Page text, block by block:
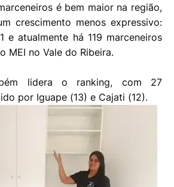
é bem maior na região,
crescimento menos expressivo:
e atualmente há 119 marceneiros
MEI no Vale do Ribeira.
lidera o ranking, com 27
por Iguape (13) e Cajati (12).